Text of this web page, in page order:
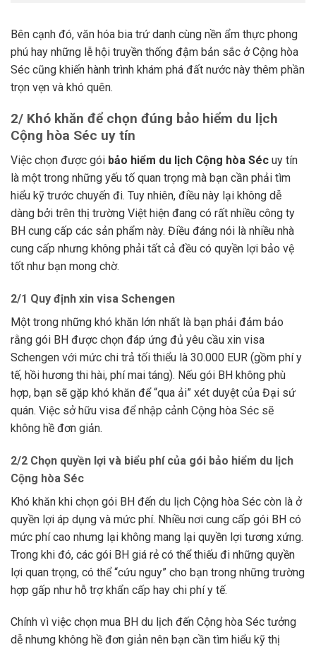
Bên cạnh đó, văn hóa bia trứ danh cùng nền ẩm thực phong
phú hay những lễ hội truyền thống đậm bản sắc ở Cộng hòa
Séc cũng khiến hành trình khám phá đất nước này thêm phần
trọn vẹn và khó quên.
2/ Khó khăn để chọn đúng bảo hiểm du lịch
Cộng hòa Séc uy tín
Việc chọn được gói bảo hiểm du lịch Cộng hòa Séc uy tín
là một trong những yếu tố quan trọng mà bạn cần phải tìm
hiểu kỹ trước chuyến đi. Tuy nhiên, điều này lại không dễ
dàng bởi trên thị trường Việt hiện đang có rất nhiều công ty
BH cung cấp các sản phẩm này. Điều đáng nói là nhiều nhà
cung cấp nhưng không phải tất cả đều có quyền lợi bảo vệ
tốt như bạn mong chờ.
2/1 Quy định xin visa Schengen
Một trong những khó khăn lớn nhất là bạn phải đảm bảo
rằng gói BH được chọn đáp ứng đủ yêu cầu xin visa
Schengen với mức chi trả tối thiểu là 30.000 EUR (gồm phí y
tế, hồi hương thi hài, phí mai táng). Nếu gói BH không phù
hợp, bạn sẽ gặp khó khăn để “qua ải” xét duyệt của Đại sứ
quán. Việc sở hữu visa để nhập cảnh Cộng hòa Séc sẽ
không hề đơn giản.
2/2 Chọn quyền lợi và biểu phí của gói bảo hiểm du lịch
Cộng hòa Séc
Khó khăn khi chọn gói BH đến du lịch Cộng hòa Séc còn là ở
quyền lợi áp dụng và mức phí. Nhiều nơi cung cấp gói BH có
mức phí cao nhưng lại không mang lại quyền lợi tương xứng.
Trong khi đó, các gói BH giá rẻ có thể thiếu đi những quyền
lợi quan trọng, có thể “cứu nguy” cho bạn trong những trường
hợp gấp như hỗ trợ khẩn cấp hay chi phí y tế.
Chính vì việc chọn mua BH du lịch đến Cộng hòa Séc tưởng
dễ nhưng không hề đơn giản nên bạn cần tìm hiểu kỹ thị